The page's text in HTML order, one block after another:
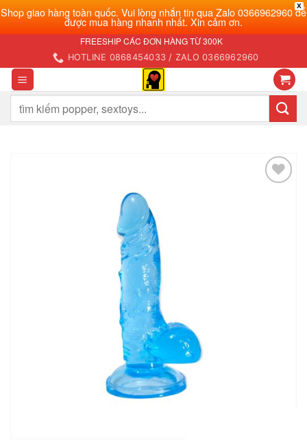
X
Shop giao hàng toàn quốc. Vui lòng nhắn tin qua Zalo 0366962960 để
được mua hàng nhanh nhất. Xin cảm ơn.
nội
dung
FREESHIP CÁC ĐƠN HÀNG TỪ 300K
HOTLINE 0868454033 / ZALO 0366962960
Tìm
kiếm: